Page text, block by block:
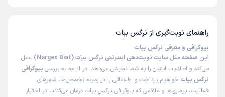
حرفهام توجه کردن و با راهکارهاشون الان همه چی بهتر شده باز
کاربر دکترتو
کاربر آزاد
(
1405/01/18
راهنمای نوبت‌گیری از نرگس بیات
بیوگرافی و معرفی نرگس بیات
این صفحه مثل سایت نوبت‌دهی اینترنتی نرگس بیات (Narges Biat)
عمل
می‌کند و اطلاعات ایشان را به شما نمایش می‌دهد. در ادامه به بررسی بیوگرافی
نرگس بیات خواهیم پرداخت و اطلاعاتی را در زمینه تخصص‌ها، شهرهای
فعالیت، بیماری‌ها و علائمی که بیوگرافی نرگس بیات درمان می‌کنند، در اختیار